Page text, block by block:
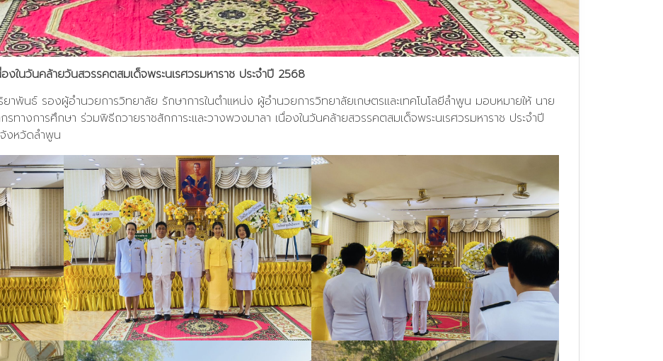
งในวันคล้ายวันสวรรคตสมเด็จพระนเรศวรมหาราช ประจำปี 2568
พันธ์ รองผู้อำนวยการวิทยาลัย รักษาการในตำแหน่ง ผู้อำนวยการวิทยาลัยเกษตรและเทคโนโลยีลำพูน มอบหมายให้ นาย
งการศึกษา ร่วมพิธีถวายราชสักการะและวางพวงมาลา เนื่องในวันคล้ายสวรรคตสมเด็จพระนเรศวรมหาราช ประจำปี
งหวัดลำพูน